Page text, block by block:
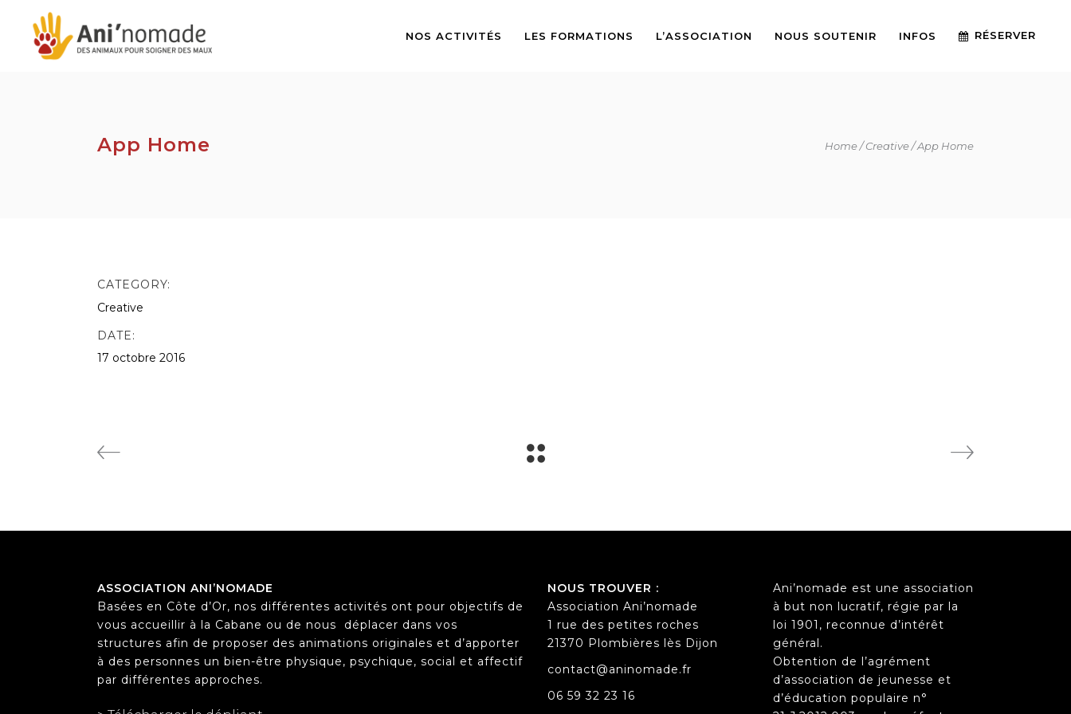
NOS ACTIVITÉS LES FORMATIONS L’ASSOCIATION NOUS SOUTENIR INFOS RÉSERVER
App Home Home Creative App Home
CATEGORY:
Creative
DATE:
17 octobre 2016
ASSOCIATION ANI’NOMADE
Basées en Côte d’Or, nos différentes activités ont pour objectifs de
vous accueillir à la Cabane ou de nous
déplacer dans vos
structures afin de proposer des animations originales et d’apporter
à des personnes un bien-être physique, psychique, social et affectif
par différentes approches.
NOUS TROUVER :
Association Ani’nomade
1 rue des petites roches
21370 Plombières lès Dijon
contact@aninomade.fr
06 59 32 23 16
Ani’nomade est une association
à but non lucratif, régie par la
loi 1901, reconnue d’intérêt
général.
Obtention de l’agrément
d’association de jeunesse et
d’éducation populaire n°